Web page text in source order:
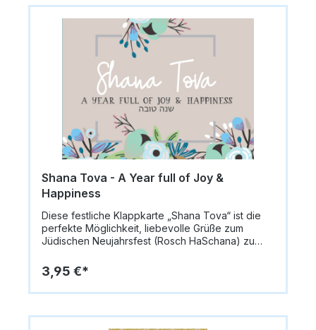
Im Lieferumfang ist ein passender Umschlag
enthalten, sodass die Karte direkt versendet oder
verschenkt werden kann. Innen bleibt die Karte
blanko, ideal für persönliche Grüße und
Wünsche.Format: 14,8 x 10,5 cm
(A6)Papiergewicht: 335 g/m²Innen: blanko für
persönliche NachrichtenVerzierung: Davidsterne,
Granatäpfel, Silber- und GoldprägungLieferung:
inkl. Umschlag
Shana Tova - A Year full of Joy &
Happiness
Diese festliche Klappkarte „Shana Tova“ ist die
perfekte Möglichkeit, liebevolle Grüße zum
Jüdischen Neujahrsfest (Rosch HaSchana) zu
„Shana Tova – A Year Full of Joy & Happiness“
umgeben von stilvollen blau-grünen Blumen, die
der Karte eine elegante und fröhliche
cm (A6) und besteht aus hochwertigem Papier
3,95 €*